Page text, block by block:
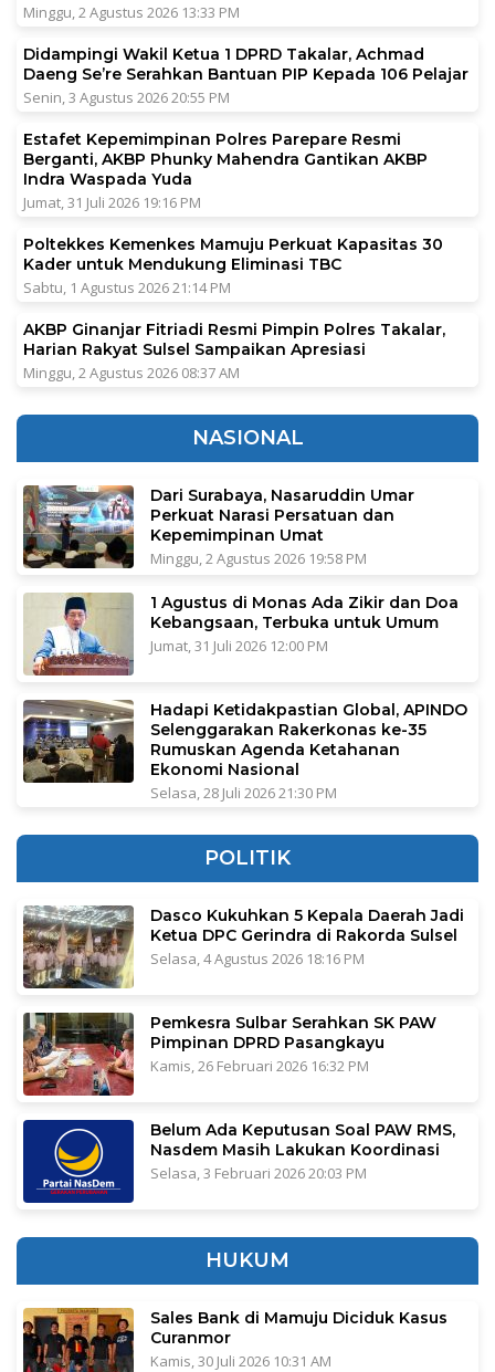
Minggu, 2 Agustus 2026 13:33 PM
Didampingi Wakil Ketua 1 DPRD Takalar, Achmad
Daeng Se’re Serahkan Bantuan PIP Kepada 106 Pelajar
Senin, 3 Agustus 2026 20:55 PM
Estafet Kepemimpinan Polres Parepare Resmi
Berganti, AKBP Phunky Mahendra Gantikan AKBP
Indra Waspada Yuda
Jumat, 31 Juli 2026 19:16 PM
Poltekkes Kemenkes Mamuju Perkuat Kapasitas 30
Kader untuk Mendukung Eliminasi TBC
Sabtu, 1 Agustus 2026 21:14 PM
AKBP Ginanjar Fitriadi Resmi Pimpin Polres Takalar,
Harian Rakyat Sulsel Sampaikan Apresiasi
Minggu, 2 Agustus 2026 08:37 AM
NASIONAL
Dari Surabaya, Nasaruddin Umar
Perkuat Narasi Persatuan dan
Kepemimpinan Umat
Minggu, 2 Agustus 2026 19:58 PM
1 Agustus di Monas Ada Zikir dan Doa
Kebangsaan, Terbuka untuk Umum
Jumat, 31 Juli 2026 12:00 PM
Hadapi Ketidakpastian Global, APINDO
Selenggarakan Rakerkonas ke-35
Rumuskan Agenda Ketahanan
Ekonomi Nasional
Selasa, 28 Juli 2026 21:30 PM
POLITIK
Dasco Kukuhkan 5 Kepala Daerah Jadi
Ketua DPC Gerindra di Rakorda Sulsel
Selasa, 4 Agustus 2026 18:16 PM
Pemkesra Sulbar Serahkan SK PAW
Pimpinan DPRD Pasangkayu
Kamis, 26 Februari 2026 16:32 PM
Belum Ada Keputusan Soal PAW RMS,
Nasdem Masih Lakukan Koordinasi
Selasa, 3 Februari 2026 20:03 PM
HUKUM
Sales Bank di Mamuju Diciduk Kasus
Curanmor
Kamis, 30 Juli 2026 10:31 AM